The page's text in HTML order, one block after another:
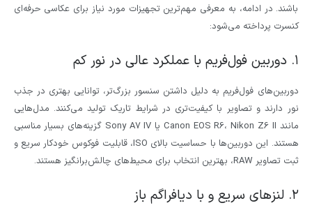
باشند. در ادامه، به معرفی مهم‌ترین تجهیزات مورد نیاز برای عکاسی حرفه‌ای
کنسرت پرداخته می‌شود:
۱. دوربین فول‌فریم با عملکرد عالی در نور کم
دوربین‌های فول‌فریم به دلیل داشتن سنسور بزرگ‌تر، توانایی بهتری در جذب
نور دارند و تصاویر با کیفیت‌تری در شرایط تاریک تولید می‌کنند. مدل‌هایی
مانند Canon EOS R6، Nikon Z6 II یا Sony A7 IV گزینه‌های بسیار مناسبی
هستند. این دوربین‌ها با حساسیت بالای ISO، قابلیت فوکوس خودکار سریع و
ثبت تصاویر RAW، بهترین انتخاب برای محیط‌های چالش‌برانگیز هستند.
۲. لنزهای سریع و با دیافراگم باز